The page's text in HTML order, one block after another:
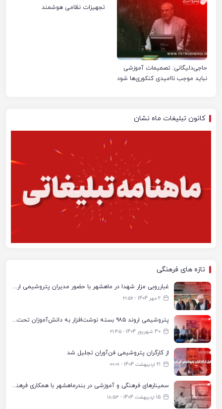
حاجی‌دلیگانی: تصمیمات آموزشی
نباید موجب ناامیدی کنکوری‌ها شود
تجهیزات نظامی هوشمند
کانون تبلیغات ماه نشان
تازه های فرهنگی
غبارروبی مزار شهدا در ماهشهر با حضور مدیران پتروشیمی اروند و مسئولان شهری
2 مهر 1404 - ۲۱:۵۶
پتروشیمی اروند ۹۸۵ بسته نوشت‌افزار به دانش‌آموزان تحت پوشش کمیته امداد بندرماهشهر اهدا کرد
30 شهریور 1404 - ۲۱:۴۵
از کارگران پتروشیمی فن‌آوران تجلیل شد
21 اردیبهشت 1404 - ۰۰:۰۱
سمینارهای فرهنگی و آموزشی در بندرماهشهر با همکاری فرهنگ‌سرای پتروشیمی مارون
15 اردیبهشت 1404 - ۱۸:۵۳